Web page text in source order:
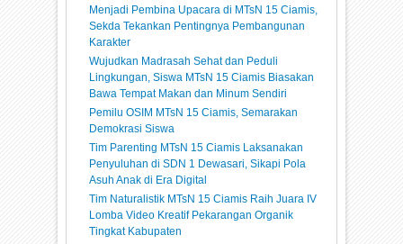
Menjadi Pembina Upacara di MTsN 15 Ciamis,
Sekda Tekankan Pentingnya Pembangunan
Karakter
Wujudkan Madrasah Sehat dan Peduli
Lingkungan, Siswa MTsN 15 Ciamis Biasakan
Bawa Tempat Makan dan Minum Sendiri
Pemilu OSIM MTsN 15 Ciamis, Semarakan
Demokrasi Siswa
Tim Parenting MTsN 15 Ciamis Laksanakan
Penyuluhan di SDN 1 Dewasari, Sikapi Pola
Asuh Anak di Era Digital
Tim Naturalistik MTsN 15 Ciamis Raih Juara IV
Lomba Video Kreatif Pekarangan Organik
Tingkat Kabupaten